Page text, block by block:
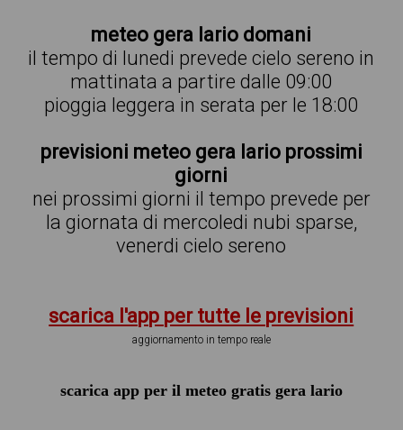
meteo gera lario domani
il tempo di lunedi prevede cielo sereno in
mattinata a partire dalle 09:00
pioggia leggera in serata per le 18:00
previsioni meteo gera lario prossimi
giorni
nei prossimi giorni il tempo prevede per
la giornata di mercoledi nubi sparse,
venerdi cielo sereno
scarica l'app per tutte le previsioni
aggiornamento in tempo reale
scarica app per il meteo gratis gera lario